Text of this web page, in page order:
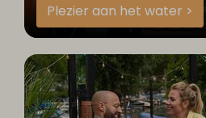
Plezier aan het water >